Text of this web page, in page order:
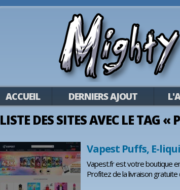
ACCUEIL DERNIERS AJOUT
LISTE DES SITES AVEC LE TAG «
Vapest Puffs, E-
Vapest.fr est votre boutique
Profitez de la livraison